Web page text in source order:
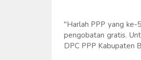
"Harlah PPP yang ke-
pengobatan gratis.
DPC PPP Kabupaten